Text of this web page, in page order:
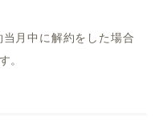
月中に解約をした場合
。